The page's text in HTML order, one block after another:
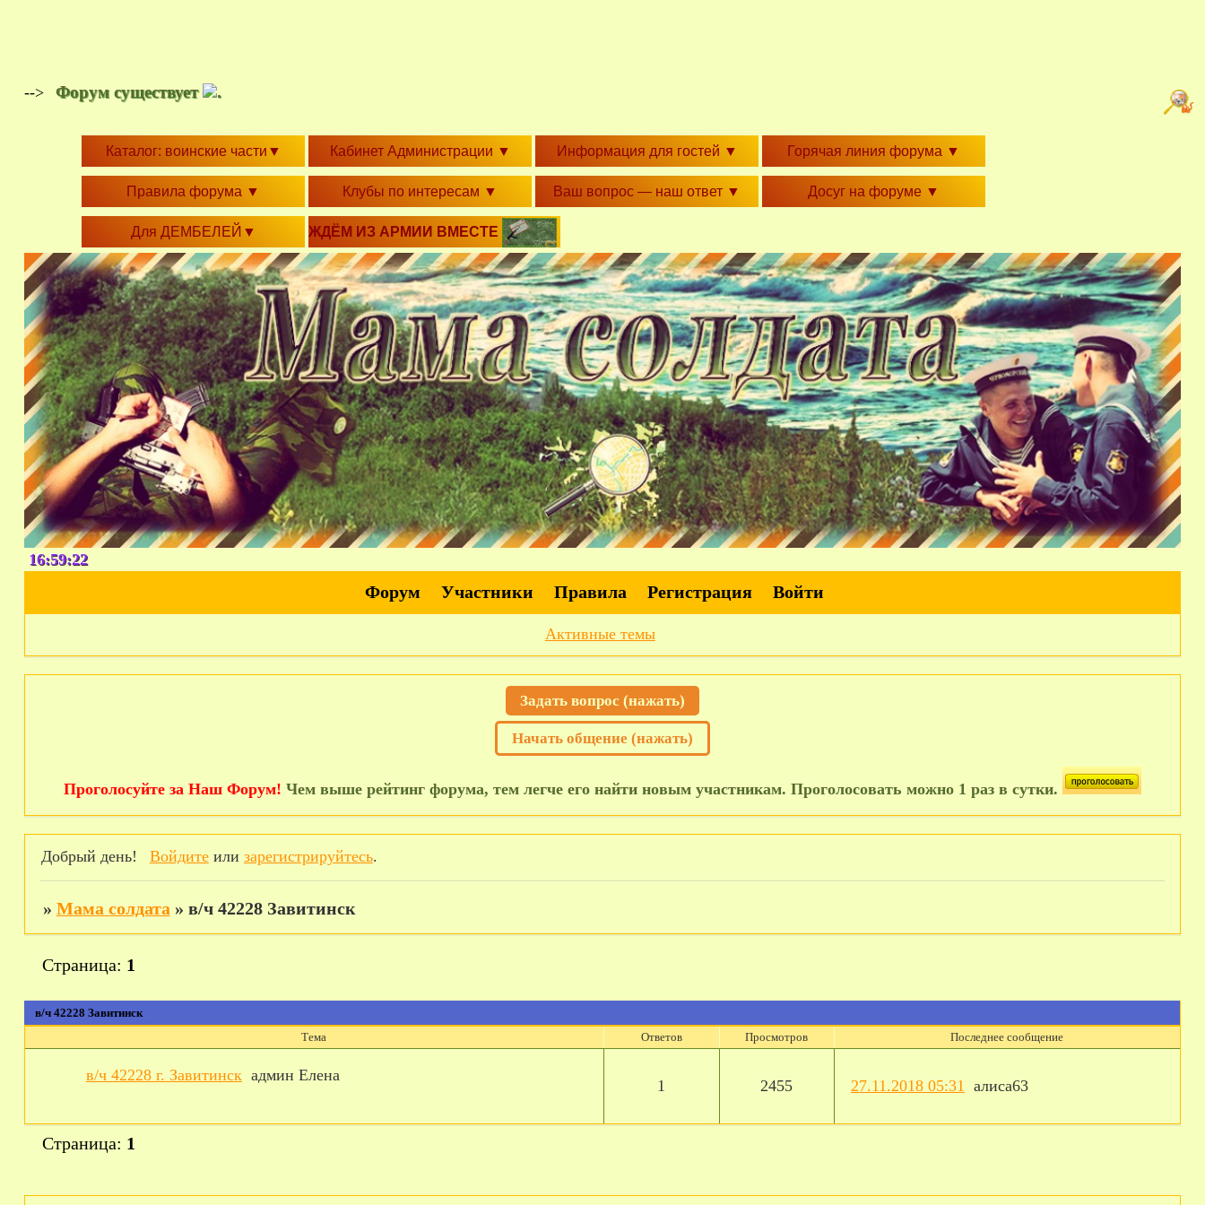
--> Форум существует .
Каталог: воинские части ▼ Кабинет Администрации ▼ Информация для гостей ▼ Горячая линия форума ▼
Правила форума ▼ Клубы по интересам ▼ Ваш вопрос — наш ответ ▼ Досуг на форуме ▼
Для ДЕМБЕЛЕЙ ▼ ЖДЁМ ИЗ АРМИИ ВМЕСТЕ
16:59:23
Форум Участники Правила Регистрация Войти
Активные темы
Задать вопрос (нажать)
Начать общение (нажать)
Проголосуйте за Наш Форум! Чем выше рейтинг форума, тем легче его найти новым участникам. Проголосовать можно 1 раз в сутки.
Добрый день! Войдитеили зарегистрируйтесь.
» Мама солдата » в/ч 42228 Завитинск
в/ч 42228 Завитинск
Страница: 1
Тема Ответов Просмотров Последнее сообщение
в/ч 42228 г. Завитинск админ Елена
1 2455 27.11.2018 05:31 алиса63
Страница: 1